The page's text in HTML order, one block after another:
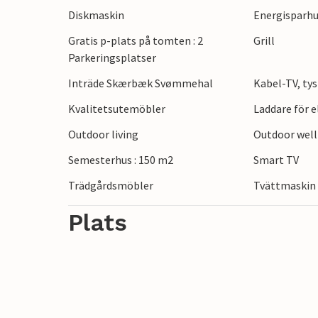
underhållna.
Rømø är omgivet av den brusande
erbjuder fascinerande naturområden. På
människor i århundraden. Först var det
vars vackra och kärleksfullt
på ön idag. Tack vare den unika naturen
bredaste och finaste sandstränderna i
dig själv.
Diskmaskin
Gratis p-plats på tomten : 2
Parkeringsplatser
Grill
Inträde Skærbæk Svømmehal
Kabel-TV,
Kvalitetsutemöbler
Laddare för
Outdoor living
Outdoor
Semesterhus : 150 m2
Smart TV
Trädgårdsmöbler
Tvättmaskin
Plats